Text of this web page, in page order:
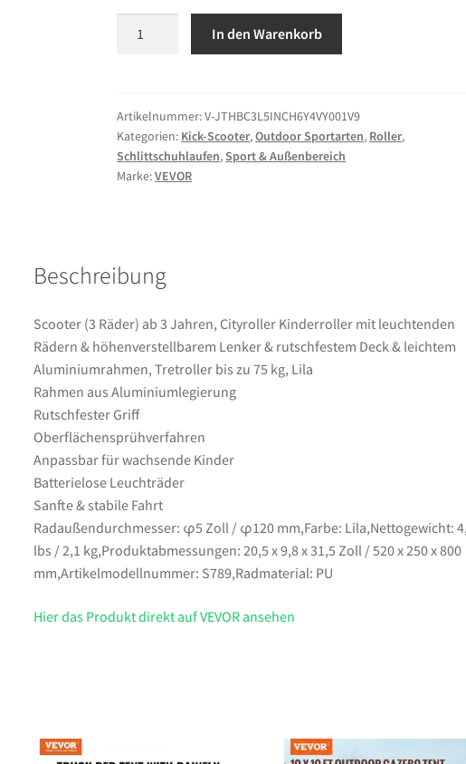
ab
3
Jahren,
Cityroller
Rädern
höhenverstellbarem
Lenker
&
rutschfestem
Deck
&
leichtem
Aluminiumrahmen,
Tretroller
bis
zu
75
Lila
In den Warenkorb
Artikelnummer:V-JTHBC3L5INCH6Y4VY001V9
Kategorien: Kick-Scooter,Outdoor Sportarten, Roller,
Schlittschuhlaufen,Sport & Außenbereich
Marke:VEVOR
Beschreibung
Scooter (3 Räder) ab 3 Jahren, Cityroller Kinderroller mit leuchtenden
Rädern & höhenverstellbarem Lenker & rutschfestem Deck & leichtem
Aluminiumrahmen, Tretroller bis zu 75 kg, Lila
Rahmen aus Aluminiumlegierung
Rutschfester Griff
Oberflächensprühverfahren
Anpassbar für wachsende Kinder
Batterielose Leuchträder
Sanfte & stabile Fahrt
Radaußendurchmesser: φ5 Zoll / φ120 mm,Farbe: Lila,Nettogewicht:
lbs / 2,1 kg,Produktabmessungen: 20,5 x 9,8 x 31,5 Zoll / 520 x 250 x 800
mm,Artikelmodellnummer: S789,Radmaterial: PU
Hier das Produkt direkt auf VEVOR ansehen